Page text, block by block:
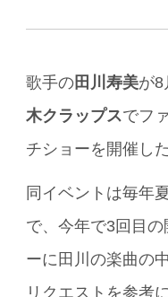
歌手の田川寿美が8
木クラップスでフ
チショーを開催した
同イベントは毎年
で、今年で3回目
ーに田川の楽曲の
リクエストを参考